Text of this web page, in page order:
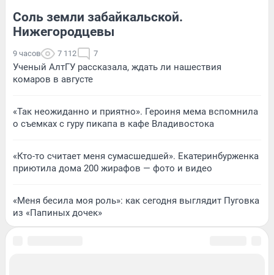
Соль земли забайкальской.
Нижегородцевы
9 часов 7 112 7
Ученый АлтГУ рассказала, ждать ли нашествия
комаров в августе
«Так неожиданно и приятно». Героиня мема вспомнила
о съемках с гуру пикапа в кафе Владивостока
«Кто-то считает меня сумасшедшей». Екатеринбурженка
приютила дома 200 жирафов — фото и видео
«Меня бесила моя роль»: как сегодня выглядит Пуговка
из «Папиных дочек»